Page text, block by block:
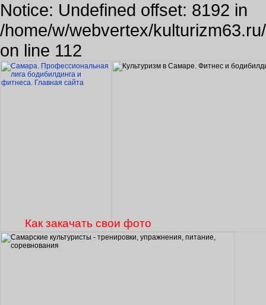
Notice: Undefined offset: 8192 in
/home/w/webvertex/
on line 112
Как закачать свои фото